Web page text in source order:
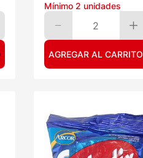
Mínimo 2 unidades
2
AGREGAR AL CARRITO